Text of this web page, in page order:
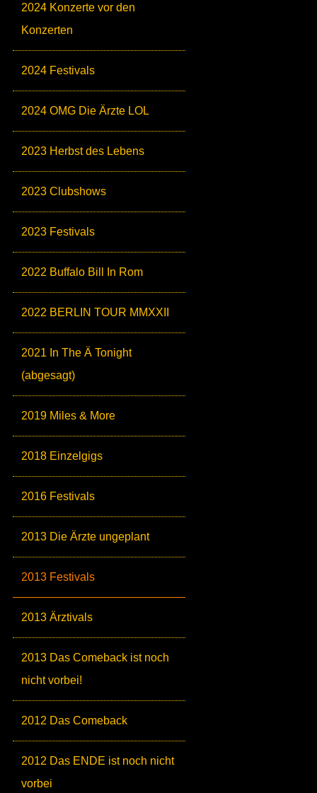
2024 Konzerte vor den
Konzerten
2024 Festivals
2024 OMG Die Ärzte LOL
2023 Herbst des Lebens
2023 Clubshows
2023 Festivals
2022 Buffalo Bill In Rom
2022 BERLIN TOUR MMXXII
2021 In The Ä Tonight
(abgesagt)
2019 Miles & More
2018 Einzelgigs
2016 Festivals
2013 Die Ärzte ungeplant
2013 Festivals
2013 Ärztivals
2013 Das Comeback ist noch
nicht vorbei!
2012 Das Comeback
2012 Das ENDE ist noch nicht
vorbei